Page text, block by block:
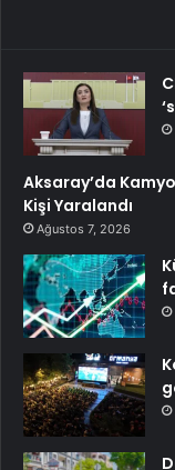
Aksaray’da
Kişi Yaralandı
Ağustos 7, 2026